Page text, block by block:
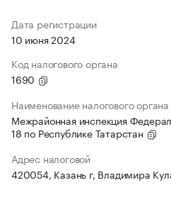
Дата регистрации
10 июня 2024
Код налогового органа
1690
Наименование налогового органа
Межрайонная инспекция
18 по Республике Татарстан
Адрес налоговой
420054, Казань г, Владимира